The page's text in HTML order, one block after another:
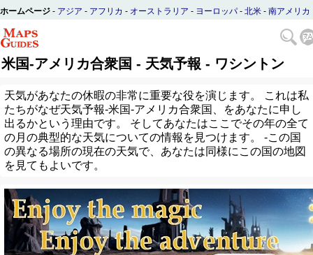
ホームページ - アジア - アフリカ - オーストラリア - ヨーロッパ - 北米 - 南アメリカ
米国-アメリカ合衆国 - 天気予報 - ワシントン
天気があなたの休暇の非常に重要な役を演じます。 これは私
たちがなぜ天気予報-米国-アメリカ合衆国、をあなたに申し
出るかという理由です。 そしてあなたはここでその年の全て
の月の典型的な天気についての情報を見つけます。 -この国
の異なる場所の現在の天気で、あなたは同様にこの国の地図
を見てもよいです。